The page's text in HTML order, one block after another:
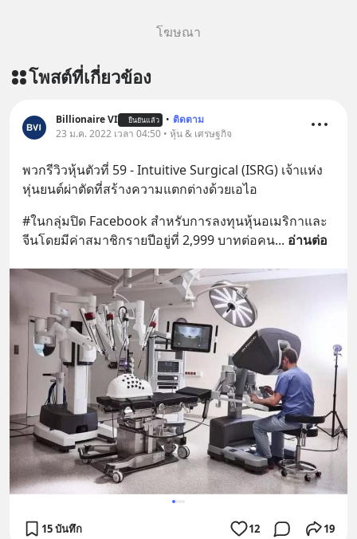
โฆษณา
โพสต์ที่เกี่ยวข้อง
Billionaire VI ยืนยันแล้ว • ติดตาม
23 ม.ค. 2022 เวลา 04:50 • หุ้น & เศรษฐกิจ
พวกรีวิวหุ้นตัวที่ 59 - Intuitive Surgical (ISRG) เจ้าแห่ง
หุ่นยนต์ผ่าตัดที่สร้างความแตกต่างด้วยเอไอ
#ในกลุ่มปิด Facebook สำหรับการลงทุนหุ้นอเมริกาและ
จีนโดยมีค่าสมาชิกรายปีอยู่ที่ 2,999 บาทต่อคน... อ่านต่อ
15 บันทึก 12 19